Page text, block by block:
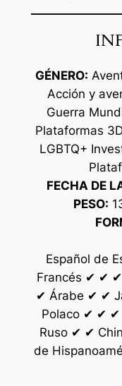
GÉNERO:
Acción y
Guerra
Plataformas
LGBTQ+
FECHA DE
PESO:
Español de
Francés ✔ ✔
✔ Árabe ✔ ✔
Polaco ✔ ✔ ✔
Ruso ✔ ✔
de